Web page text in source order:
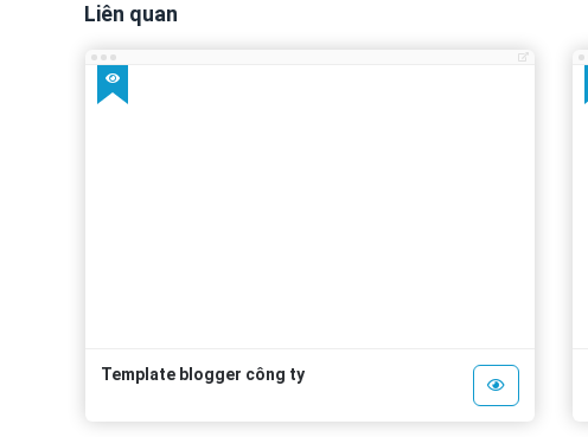
Liên quan
Template blogger công ty